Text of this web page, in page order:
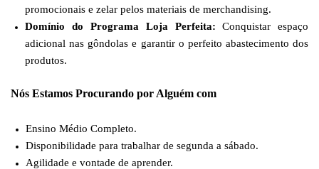
promocionais e zelar pelos materiais de merchandising.
Domínio do Programa Loja Perfeita:
Conquistar espaço
adicional nas gôndolas e garantir o perfeito abastecimento dos
produtos.
Nós Estamos Procurando por Alguém com
Ensino Médio Completo.
Disponibilidade para trabalhar de segunda a sábado.
Agilidade e vontade de aprender.